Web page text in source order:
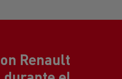
Renault
durante el